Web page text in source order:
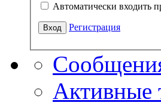
Автоматически входить
Регистрация
Активные